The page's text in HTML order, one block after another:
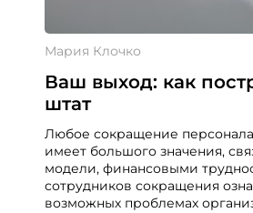
Мария Клочко
Ваш выход: как
штат
Любое сокращение персонала
имеет большого значения,
модели, финансовыми
сотрудников сокращения
возможных проблемах